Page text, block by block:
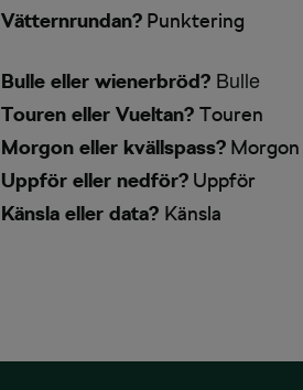
Vätternrundan? Punktering
Bulle eller wienerbröd? Bulle
Touren eller Vueltan? Touren
Morgon eller kvällspass? Morgon
Uppför eller nedför? Uppför
Känsla eller data? Känsla